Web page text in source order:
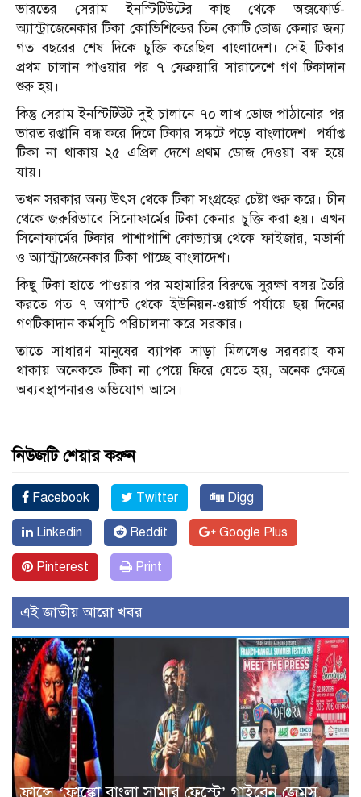
ভারতের সেরাম ইনস্টিটিউটের কাছ থেকে অক্সফোর্ড-
অ্যাস্ট্রাজেনেকার টিকা কোভিশিল্ডের তিন কোটি ডোজ কেনার জন্য
গত বছরের শেষ দিকে চুক্তি করেছিল বাংলাদেশ। সেই টিকার
প্রথম চালান পাওয়ার পর ৭ ফেব্রুয়ারি সারাদেশে গণ টিকাদান
শুরু হয়।
কিন্তু সেরাম ইনস্টিটিউট দুই চালানে ৭০ লাখ ডোজ পাঠানোর পর
ভারত রপ্তানি বন্ধ করে দিলে টিকার সঙ্কটে পড়ে বাংলাদেশ। পর্যাপ্ত
টিকা না থাকায় ২৫ এপ্রিল দেশে প্রথম ডোজ দেওয়া বন্ধ হয়ে
যায়।
তখন সরকার অন্য উৎস থেকে টিকা সংগ্রহের চেষ্টা শুরু করে। চীন
থেকে জরুরিভাবে সিনোফার্মের টিকা কেনার চুক্তি করা হয়। এখন
সিনোফার্মের টিকার পাশাপাশি কোভ্যাক্স থেকে ফাইজার, মডার্না
ও অ্যাস্ট্রাজেনেকার টিকা পাচ্ছে বাংলাদেশ।
কিছু টিকা হাতে পাওয়ার পর মহামারির বিরুদ্ধে সুরক্ষা বলয় তৈরি
করতে গত ৭ অগাস্ট থেকে ইউনিয়ন-ওয়ার্ড পর্যায়ে ছয় দিনের
গণটিকাদান কর্মসূচি পরিচালনা করে সরকার।
তাতে সাধারণ মানুষের ব্যাপক সাড়া মিললেও সরবরাহ কম
থাকায় অনেককে টিকা না পেয়ে ফিরে যেতে হয়, অনেক ক্ষেত্রে
অব্যবস্থাপনারও অভিযোগ আসে।
নিউজটি শেয়ার করুন
Facebook Twitter Digg
Linkedin Reddit Google Plus
Pinterest Print
এই জাতীয় আরো খবর
ফ্রান্সে ‘ফ্রাঙ্কো বাংলা সামার ফেস্টে’ গাইবেন জেমস,